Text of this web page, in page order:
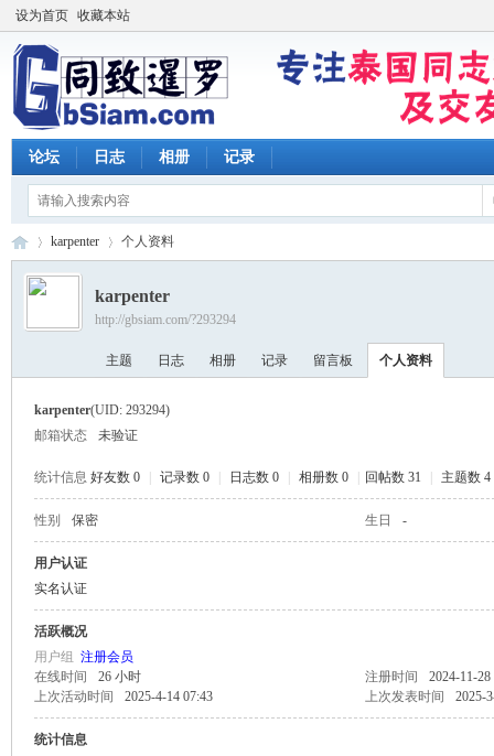
设为首页 收藏本站
论坛 日志 相册 记录
›
karpenter 个人资料
karpenter
http://gbsiam.com/?293294
主题 日志 相册 记录 留言板 个人资料
karpenter(UID: 293294)
邮箱状态
未验证
统计信息 好友数 0 记录数 0 日志数 0 相册数 0 回帖数 31 主题数 4
性别 保密 生日 -
用户认证
实名认证
活跃概况
用户组 注册会员
在线时间
26 小时 注册时间
2024-11-28
上次活动时间
2025-4-14 07:43 上次发表时间 2025-
统计信息